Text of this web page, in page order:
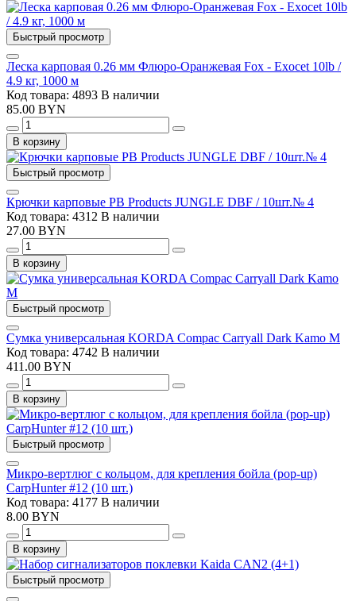
Быстрый просмотр
Леска карповая 0.26 мм Флюро-Оранжевая Fox - Exocet 10lb /
4.9 кг, 1000 м
Код товара: 4893 В наличии
85.00 BYN
В корзину
Быстрый просмотр
Крючки карповые PB Products JUNGLE DBF / 10шт.№ 4
Код товара: 4312 В наличии
27.00 BYN
В корзину
Быстрый просмотр
Сумка универсальная KORDA Compac Carryall Dark Kamo M
Код товара: 4742 В наличии
411.00 BYN
В корзину
Быстрый просмотр
Микро-вертлюг с кольцом, для крепления бойла (pop-up)
CarpHunter #12 (10 шт.)
Код товара: 4177 В наличии
8.00 BYN
В корзину
Быстрый просмотр